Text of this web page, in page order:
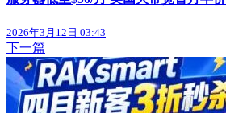
2026年3月12日 03:43
下一篇